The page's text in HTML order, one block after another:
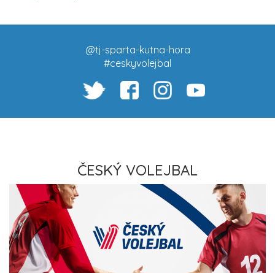
@tj-sparta-kutna-hora
#ceskyvolejbal
ČESKÝ VOLEJBAL